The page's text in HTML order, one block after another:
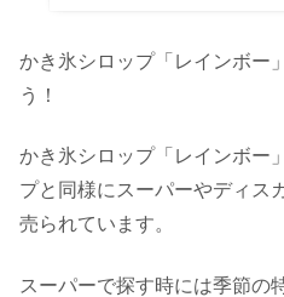
かき氷シロップ「レインボー
う！
かき氷シロップ「レインボー
プと同様にスーパーやディス
売られています。
スーパーで探す時には季節の